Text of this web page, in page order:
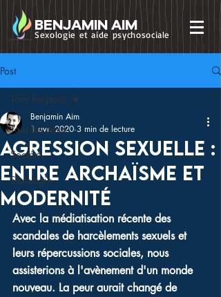
BENJAMIN AIM
Sexologie et aide psychosociale
Post
Tous les posts
Société
Sexologie
Tous les posts
Agression sexuelle :
entre archaïsme et
modernité
Benjamin Aim
1 avr. 2020 3 min de lecture
Avec la médiatisation récente des
scandales de harcèlements sexuels et
leurs répercussions sociales, nous
assisterions à l'avènement d'un monde
nouveau. La peur aurait changé de